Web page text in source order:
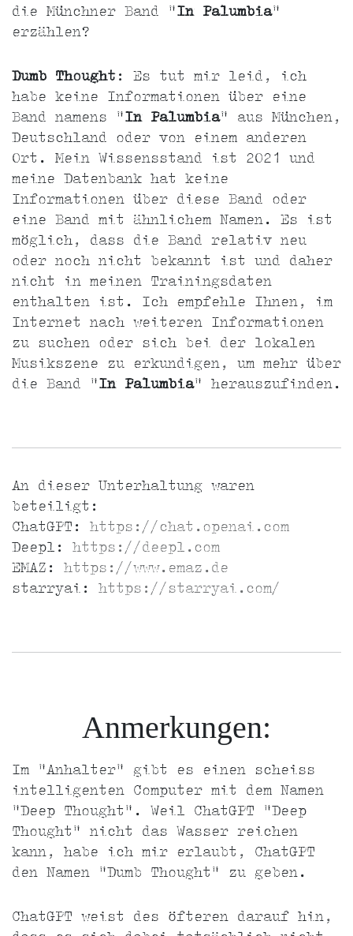
die Münchner Band "In Palumbia"
erzählen?
Dumb Thought : Es tut mir leid, ich
habe keine Informationen über eine
Band namens "In Palumbia" aus München,
Deutschland oder von einem anderen
Ort. Mein Wissensstand ist 2021 und
meine Datenbank hat keine
Informationen über diese Band oder
eine Band mit ähnlichem Namen. Es ist
möglich, dass die Band relativ neu
oder noch nicht bekannt ist und daher
nicht in meinen Trainingsdaten
enthalten ist. Ich empfehle Ihnen, im
Internet nach weiteren Informationen
zu suchen oder sich bei der lokalen
Musikszene zu erkundigen, um mehr über
die Band "In Palumbia" herauszufinden.
An dieser Unterhaltung waren
beteiligt:
ChatGPT: https://chat.openai.com
Deepl: https://deepl.com
EMAZ: https://www.emaz.de
starryai: https://starryai.com/
Anmerkungen:
Im "Anhalter" gibt es einen scheiss
intelligenten Computer mit dem Namen
"Deep Thought". Weil ChatGPT "Deep
Thought" nicht das Wasser reichen
kann, habe ich mir erlaubt, ChatGPT
den Namen "Dumb Thought" zu geben.
ChatGPT weist des öfteren darauf hin,